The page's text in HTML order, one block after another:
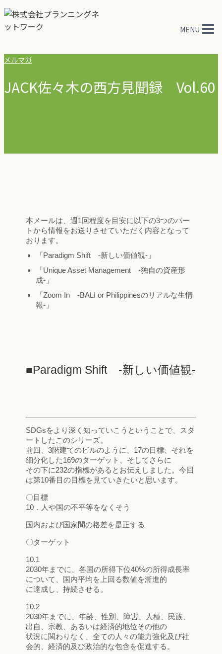
内
を
キ
プ
MENU
メルマガ
JACK佐々木の西方見聞録 Vol.60
本メールは、週1回程度を目安に以下の3つのパー
トから情報をお送りさせていただく内容となって
おります。
「Paradigm Shift -新しい価値観-」
「Unique Asset Management -独自の資産形
成-」
「Zoom In -BALI or Philippinesのリアルな生情
報-」
■Paradigm Shift -新しい価値観-
SDGsをより深く知っていこうということで、スタ
ートしたこのシリーズ。
前回、3階建てのビルのように、17の目標、それを
細分化した169のターゲット、そしてさらに
その下に232の指標があるとお伝えしました。今回
は第10番目の目標を見ていきたいと思います。
〇目標
10．人や国の不平等をなくそう
国内および国家間の格差を是正する
〇ターゲット
10.1
2030年までに、各国の所得下位40%の所得成長率
について、国内平均を上回る数値を漸進的
に達成し、持続させる。
10.2
2030年までに、年齢、性別、障害、人種、民族、
出自、宗教、あるいは経済的地位その他の
状況に関わりなく、全ての人々の能力強化及び社
会的、経済的及び政治的な包含を促進する。